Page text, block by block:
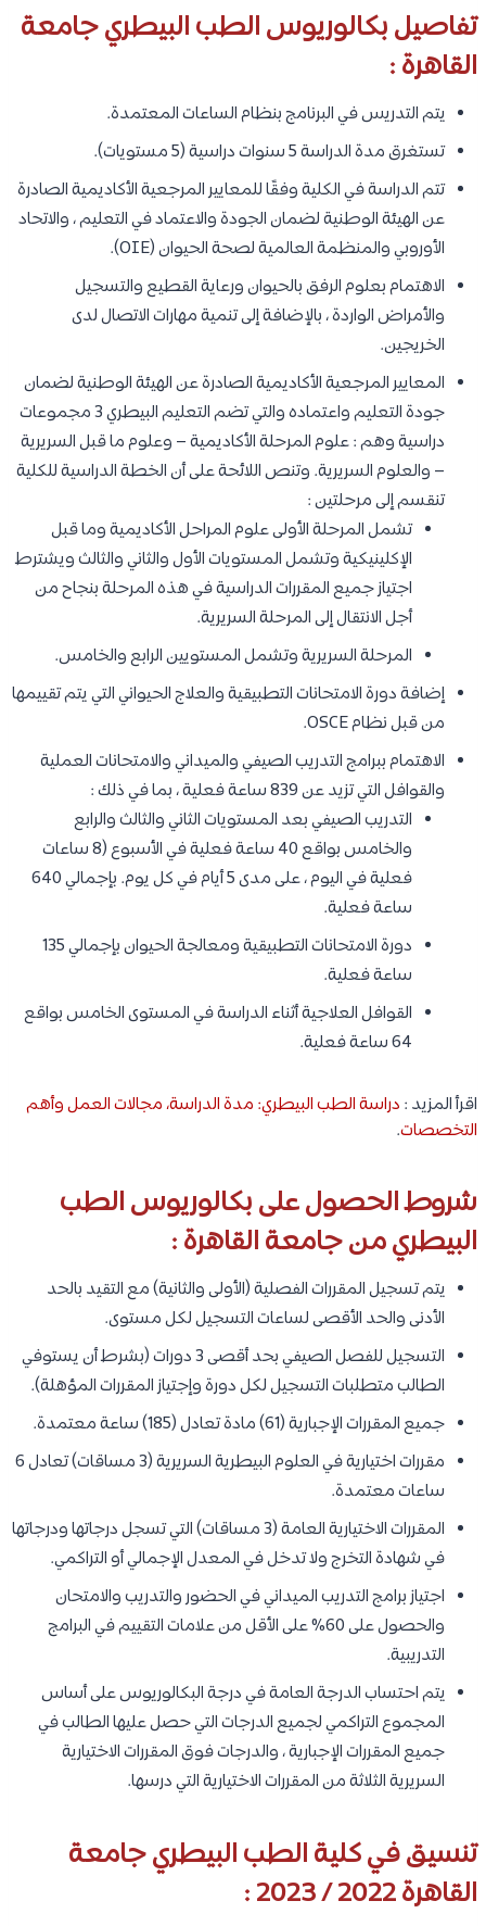
تفاصيل بكالوريوس الطب البيطري جامعة
القاهرة :
يتم التدريس في البرنامج بنظام الساعات المعتمدة.
تستغرق مدة الدراسة 5 سنوات دراسية (5 مستويات).
تتم الدراسة في الكلية وفقًا للمعايير المرجعية الأكاديمية الصادرة
عن الهيئة الوطنية لضمان الجودة والاعتماد في التعليم ، والاتحاد
الأوروبي والمنظمة العالمية لصحة الحيوان (OIE).
الاهتمام بعلوم الرفق بالحيوان ورعاية القطيع والتسجيل
والأمراض الواردة ، بالإضافة إلى تنمية مهارات الاتصال لدى
الخريجين.
المعايير المرجعية الأكاديمية الصادرة عن الهيئة الوطنية لضمان
جودة التعليم واعتماده والتي تضم التعليم البيطري 3 مجموعات
دراسية وهم : علوم المرحلة الأكاديمية – وعلوم ما قبل السريرية
– والعلوم السريرية. وتنص اللائحة على أن الخطة الدراسية للكلية
تنقسم إلى مرحلتين :
تشمل المرحلة الأولى علوم المراحل الأكاديمية وما قبل
الإكلينيكية وتشمل المستويات الأول والثاني والثالث ويشترط
اجتياز جميع المقررات الدراسية في هذه المرحلة بنجاح من
أجل الانتقال إلى المرحلة السريرية.
المرحلة السريرية وتشمل المستويين الرابع والخامس.
إضافة دورة الامتحانات التطبيقية والعلاج الحيواني التي يتم تقييمها
من قبل نظام OSCE.
الاهتمام ببرامج التدريب الصيفي والميداني والامتحانات العملية
والقوافل التي تزيد عن 839 ساعة فعلية ، بما في ذلك :
التدريب الصيفي بعد المستويات الثاني والثالث والرابع
والخامس بواقع 40 ساعة فعلية في الأسبوع (8 ساعات
فعلية في اليوم ، على مدى 5 أيام في كل يوم. بإجمالي 640
ساعة فعلية.
دورة الامتحانات التطبيقية ومعالجة الحيوان بإجمالي 135
ساعة فعلية.
القوافل العلاجية أثناء الدراسة في المستوى الخامس بواقع
64 ساعة فعلية.
اقرأ المزيد : دراسة الطب البيطري: مدة الدراسة، مجالات العمل وأهم
التخصصات.
شروط الحصول على بكالوريوس الطب
البيطري من جامعة القاهرة :
يتم تسجيل المقررات الفصلية (الأولى والثانية) مع التقيد بالحد
الأدنى والحد الأقصى لساعات التسجيل لكل مستوى.
التسجيل للفصل الصيفي بحد أقصى 3 دورات (بشرط أن يستوفي
الطالب متطلبات التسجيل لكل دورة وإجتياز المقررات المؤهلة).
جميع المقررات الإجبارية (61) مادة تعادل (185) ساعة معتمدة.
مقررات اختيارية في العلوم البيطرية السريرية (3 مساقات) تعادل 6
ساعات معتمدة.
المقررات الاختيارية العامة (3 مساقات) التي تسجل درجاتها ودرجاتها
في شهادة التخرج ولا تدخل في المعدل الإجمالي أو التراكمي.
اجتياز برامج التدريب الميداني في الحضور والتدريب والامتحان
والحصول على 60% على الأقل من علامات التقييم في البرامج
التدريبية.
يتم احتساب الدرجة العامة في درجة البكالوريوس على أساس
المجموع التراكمي لجميع الدرجات التي حصل عليها الطالب في
جميع المقررات الإجبارية ، والدرجات فوق المقررات الاختيارية
السريرية الثلاثة من المقررات الاختيارية التي درسها.
تنسيق في كلية الطب البيطري جامعة
القاهرة 2022 / 2023 :